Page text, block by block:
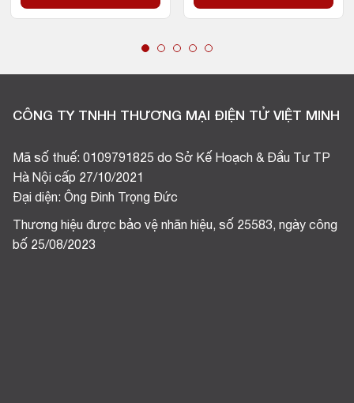
CÔNG TY TNHH THƯƠNG MẠI ĐIỆN TỬ VIỆT MINH
Mã số thuế: 0109791825 do Sở Kế Hoạch & Đầu Tư TP
Hà Nội cấp 27/10/2021
Đại diện: Ông Đinh Trọng Đức
Thương hiệu được bảo vệ nhãn hiệu, số 25583, ngày công
bố 25/08/2023